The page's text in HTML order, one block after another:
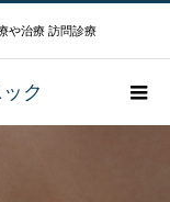
や治療 訪問診療
ク